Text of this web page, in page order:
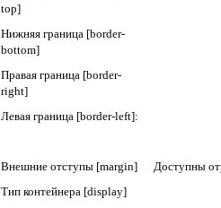
top]
Нижняя граница [border-
bottom]
Правая граница [border-
right]
Левая граница [border-left]:
Внешние отступы [margin]
Доступны
Тип контейнера [display]